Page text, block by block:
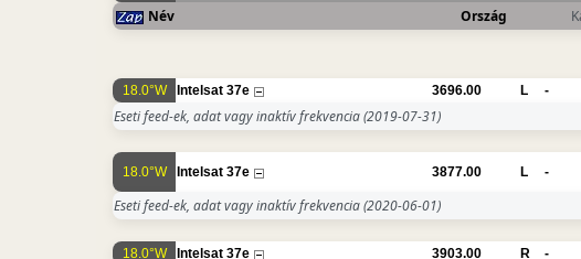
Név Ország
18.0°W Intelsat 37e 3696.00 L -
Eseti feed-ek, adat vagy inaktív frekvencia(2019-07-31)
18.0°W Intelsat 37e 3877.00 L -
Eseti feed-ek, adat vagy inaktív frekvencia(2020-06-01)
18.0°W Intelsat 37e 3903.00 R -